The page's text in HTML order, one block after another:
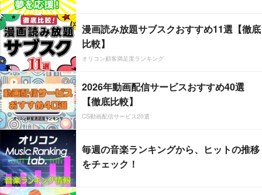
漫画読み放題サブスクおすすめ11選【徹底
比較】
オリコン顧客満足度ランキング
2026年動画配信サービスおすすめ40選
【徹底比較】
CS動画配信サービス20選
毎週の音楽ランキングから、ヒットの推移
をチェック！